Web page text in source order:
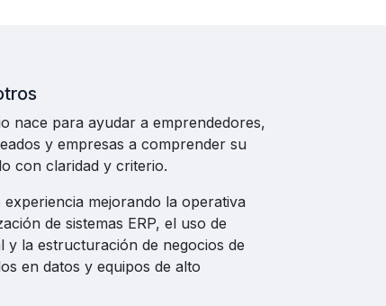
nace para ayudar a emprendedores,
y empresas a comprender su
con claridad y criterio.
experiencia mejorando la operativa
de sistemas ERP, el uso de
y la estructuración de negocios de
en datos y equipos de alto